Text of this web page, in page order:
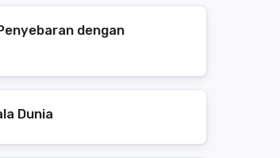
dengan
Dunia